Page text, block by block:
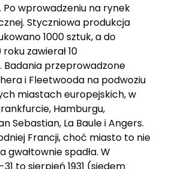
Po wprowadzeniu na rynek
Styczniowa produkcja
1000 sztuk, a do
zawierał 10
Badania przeprowadzone
i Fleetwooda na podwoziu
miastach europejskich, w
Hamburgu,
Sebastian, La Baule i Angers.
Francji, choć miasto to nie
gwałtownie spadła. W
to sierpień 1931 (siedem